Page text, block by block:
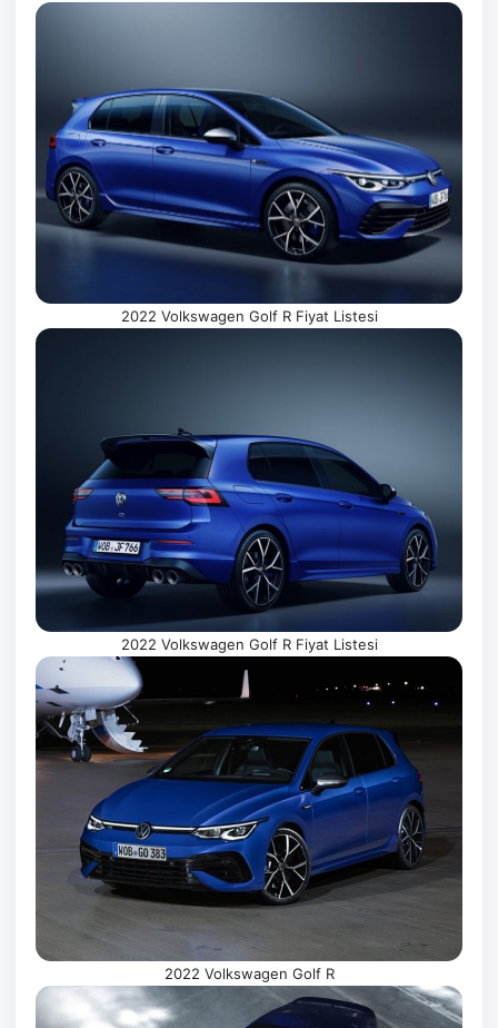
2022 Volkswagen Golf R Fiyat Listesi
2022 Volkswagen Golf R Fiyat Listesi
2022 Volkswagen Golf R